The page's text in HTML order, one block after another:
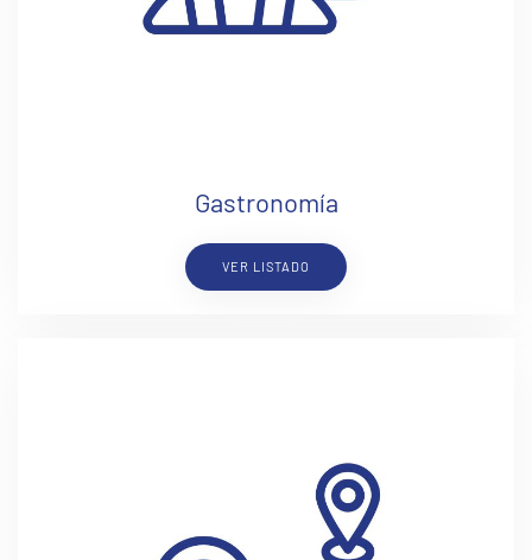
Gastronomía
VER LISTADO